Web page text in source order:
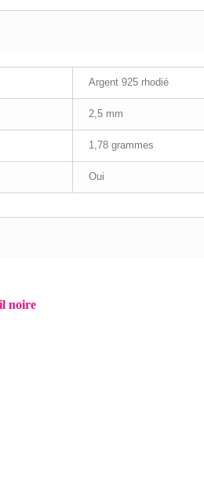
Argent 925 rhodié
2,5 mm
1,78 grammes
Oui
noire